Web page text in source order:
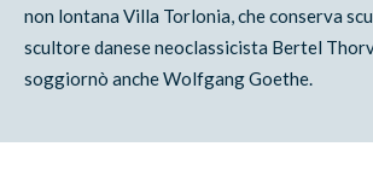
non lontana Villa Torlonia, che conserva
scultore danese neoclassicista Bertel
soggiornò anche Wolfgang Goethe.